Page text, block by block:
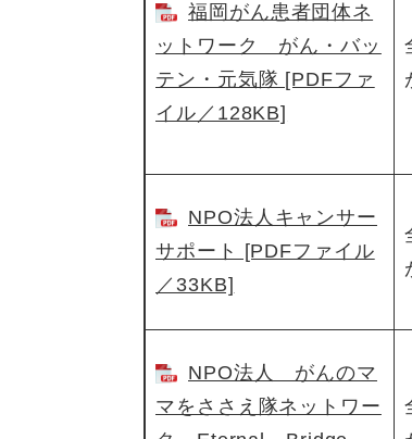
福岡がん患者団体ネ
ットワーク がん・バッ
テン・元気隊 [PDFファ
イル／128KB]
NPO法人キャンサー
サポート [PDFファイル
／33KB]
NPO法人 がんのマ
マをささえ隊ネットワー